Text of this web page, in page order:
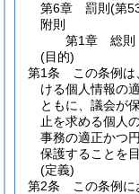
第6章
罰則 (第
附則
第1章
総則
(目的)
第1条
この条例
ける個人情報の
ともに、議会が
止を求める個人
事務の適正かつ
保護することを
(定義)
第2条
この条例